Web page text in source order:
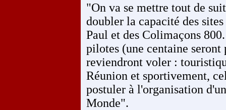
"On va se mettre tout de
doubler la capacité des
Paul et des Colimaçons
pilotes (une centaine seront
reviendront voler :
Réunion et sportivement,
postuler à l'organisation
Monde".